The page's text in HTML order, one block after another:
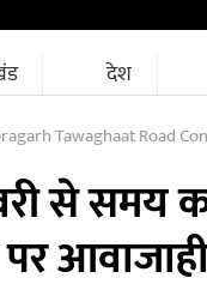
देश
Tawaghaat Road
से समय
पर